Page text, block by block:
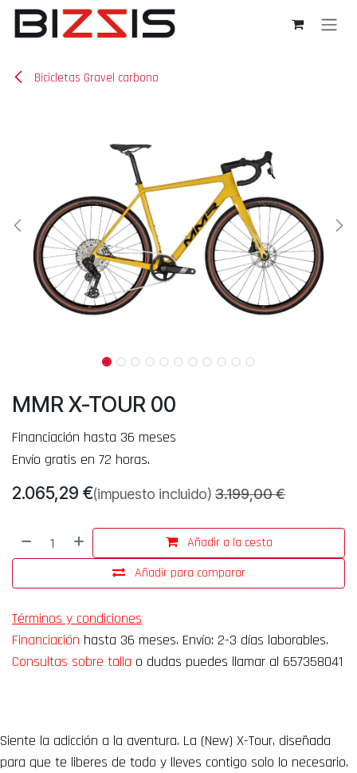
Ir al contenido
Bicicletas Gravel carbono
MMR X-TOUR 00
Financiación hasta 36 meses
Envío gratis en 72 horas.
2.065,29 €(impuesto incluido) 3.199,00€
Añadir a la cesta
Añadir para comparar
Términos y condiciones
Financiación hasta 36 meses. Envío: 2-3 días laborables.
Consultas sobre talla o dudas puedes llamar al 657358041
Siente la adicción a la aventura. La (New) X-Tour, diseñada
para que te liberes de todo y lleves contigo solo lo necesario.